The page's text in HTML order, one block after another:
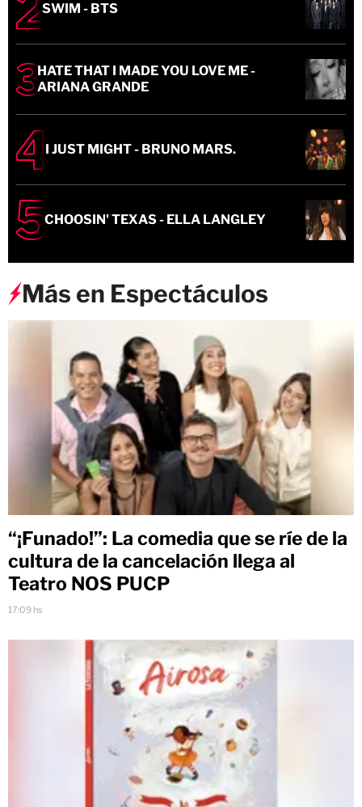
SWIM - BTS
HATE THAT I MADE YOU LOVE ME -
ARIANA GRANDE
I JUST MIGHT - BRUNO MARS.
CHOOSIN' TEXAS - ELLA LANGLEY
Más en Espectáculos
“¡Funado!”: La comedia que se ríe de la
cultura de la cancelación llega al
Teatro NOS PUCP
17:09 hs